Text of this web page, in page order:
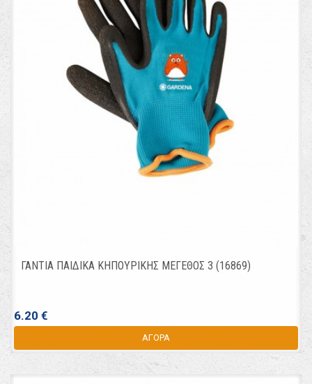
ΓΑΝΤΙΑ ΠΑΙΔΙΚΑ ΚΗΠΟΥΡΙΚΗΣ ΜΕΓΕΘΟΣ 3 (16869)
6.20 €
ΑΓΟΡΑ